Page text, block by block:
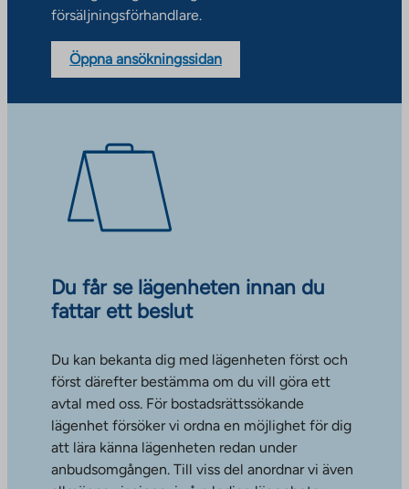
försäljningsförhandlare.
Öppna ansökningssidan
Du får se lägenheten innan du
fattar ett beslut
Du kan bekanta dig med lägenheten först och
först därefter bestämma om du vill göra ett
avtal med oss. För bostadsrättssökande
lägenhet försöker vi ordna en möjlighet för dig
att lära känna lägenheten redan under
anbudsomgången. Till viss del anordnar vi även